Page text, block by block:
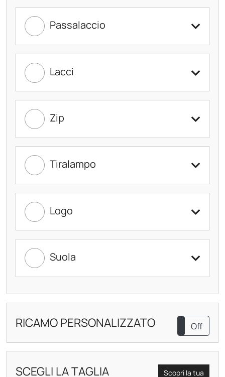
Passalaccio
Lacci
Zip
Tiralampo
Logo
Suola
RICAMO PERSONALIZZATOOn Off
SCEGLI LA TAGLIA Scopri la tua